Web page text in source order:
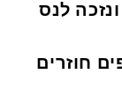
לנס
חוזרים